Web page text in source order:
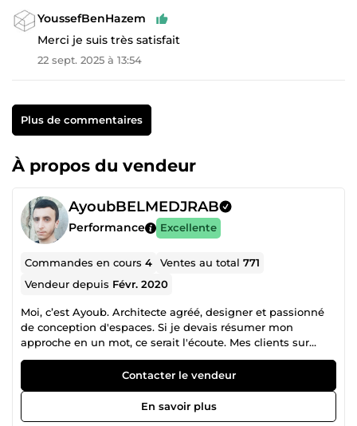
YoussefBenHazem
Merci je suis très satisfait
22 sept. 2025 à 13:54
Plus de commentaires
À propos du vendeur
AyoubBELMEDJRAB
Performance Excellente
Commandes en cours4 Ventes au total771
Vendeur depuis Févr. 2020
Moi, c’est Ayoub. Architecte agréé, designer et passionné
de conception d'espaces. Si je devais résumer mon
approche en un mot, ce serait l'écoute. Mes clients sur
ComeUp me décrivent souvent comme &quot;l'architecte
qui sait lire entre les lignes&quot;. Mon rôle ? Prendre vos
idées, vos contraintes et vos rêves, puis les façonner pour
leur donner vie, avec une réactivité à toute épreuve. ⭐ 700+
Histoires Bâties, 99,47% de Sourires Pour moi, l'architecture
Contacter le vendeur
En savoir plus